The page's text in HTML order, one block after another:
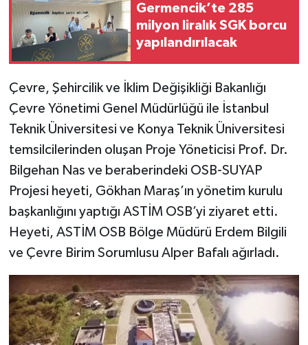
Germencik’te 285
milyon liralık SGK borcu
yapılandırılacak
Çevre, Şehircilik ve İklim Değişikliği Bakanlığı
Çevre Yönetimi Genel Müdürlüğü ile İstanbul
Teknik Üniversitesi ve Konya Teknik Üniversitesi
temsilcilerinden oluşan Proje Yöneticisi Prof. Dr.
Bilgehan Nas ve beraberindeki OSB-SUYAP
Projesi heyeti, Gökhan Maraş’ın yönetim kurulu
başkanlığını yaptığı ASTİM OSB’yi ziyaret etti.
Heyeti, ASTİM OSB Bölge Müdürü Erdem Bilgili
ve Çevre Birim Sorumlusu Alper Bafalı ağırladı.